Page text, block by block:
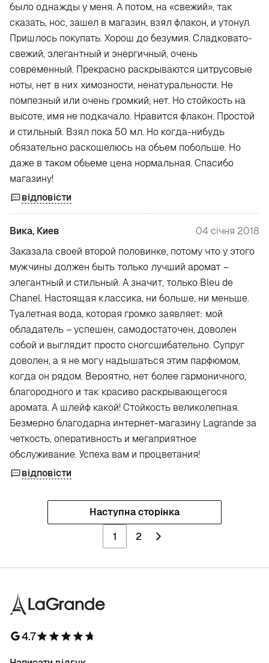
было однажды у меня. А потом, на «свежий», так
сказать, нос, зашел в магазин, взял флакон, и утонул.
Пришлось покупать. Хорош до безумия. Сладковато-
свежий, элегантный и энергичный, очень
современный. Прекрасно раскрываются цитрусовые
ноты, нет в них химозности, ненатуральности. Не
помпезный или очень громкий, нет. Но стойкость на
высоте, имя не подкачало. Нравится флакон. Простой
и стильный. Взял пока 50 мл. Но когда-нибудь
обязательно раскошелюсь на объем побольше. Но
даже в таком объеме цена нормальная. Спасибо
магазину!
відповісти
Вика, Киев
04 січня 2018
Заказала своей второй половинке, потому что у этого
мужчины должен быть только лучший аромат –
элегантный и стильный. А значит, только Bleu de
Chanel. Настоящая классика, ни больше, ни меньше.
Туалетная вода, которая громко заявляет: мой
обладатель – успешен, самодостаточен, доволен
собой и выглядит просто сногсшибательно. Супруг
доволен, а я не могу надышаться этим парфюмом,
когда он рядом. Вероятно, нет более гармоничного,
благородного и так красиво раскрывающегося
аромата. А шлейф какой! Стойкость великолепная.
Безмерно благодарна интернет-магазину Lagrande за
четкость, оперативность и мегаприятное
обслуживание. Успеха вам и процветания!
відповісти
Наступна сторінка
1
2
4.7